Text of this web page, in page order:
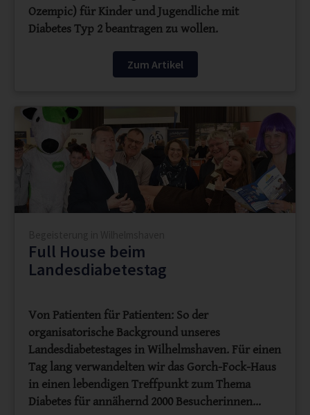
Ozempic) für Kinder und Jugendliche mit
Diabetes Typ 2 beantragen zu wollen.
Zum Artikel
Full House beim
Landesdiabetestag
Von Patienten für Patienten: So der
organisatorische Background unseres
Landesdiabetestages in Wilhelmshaven. Für einen
Tag lang verwandelten wir das Gorch-Fock-Haus
in einen lebendigen Treffpunkt zum Thema
Diabetes für annähernd 2000 Besucherinnen…